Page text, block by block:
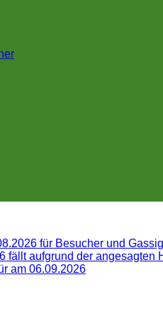
für Besucher und
fällt aufgrund der angesagten
am 06.09.2026